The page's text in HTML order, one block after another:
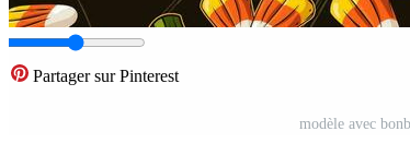
Partager sur Pinterest
modèle avec